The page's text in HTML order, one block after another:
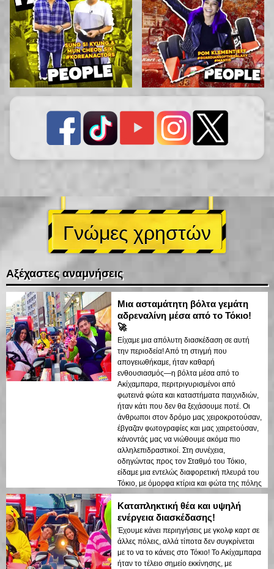
Γνώμες χρηστών
Αξέχαστες αναμνήσεις
Μια ασταμάτητη βόλτα γεμάτη
αδρεναλίνη μέσα από το Τόκιο!
🚀
Είχαμε μια απόλυτη διασκέδαση σε αυτή
την περιοδεία! Από τη στιγμή που
απογειωθήκαμε, ήταν καθαρή
ενθουσιασμός—η βόλτα μέσα από το
Ακίχαμπαρα, περιτριγυρισμένοι από
φωτεινά φώτα και καταστήματα παιχνιδιών,
ήταν κάτι που δεν θα ξεχάσουμε ποτέ. Οι
άνθρωποι στον δρόμο μας χειροκροτούσαν,
έβγαζαν φωτογραφίες και μας χαιρετούσαν,
κάνοντάς μας να νιώθουμε ακόμα πιο
αλληλεπιδραστικοί. Στη συνέχεια,
οδηγώντας προς τον Σταθμό του Τόκιο,
είδαμε μια εντελώς διαφορετική πλευρά του
Τόκιο, με όμορφα κτίρια και φώτα της πόλης
να αντανακλούν στους γυάλινους πύργους.
Τα καρτ ήταν άνετα και εύκολα στη χειρισμό,
και ο οδηγός διατηρούσε τα πάντα
διασκεδαστικά ενώ διασφάλιζε την ασφάλειά
μας. Αυτή ήταν η τέλεια τρόπος για να
συνδυάσουμε περιπέτεια και sightseeing,
και θα το κάναμε ξανά με μια καρδιά!
Καταπληκτική θέα και υψηλή
ενέργεια διασκέδασης!
Έχουμε κάνει περιηγήσεις με γκολφ καρτ σε
άλλες πόλεις, αλλά τίποτα δεν συγκρίνεται
με το να το κάνεις στο Τόκιο! Το Ακίχαμπαρα
ήταν το τέλειο σημείο εκκίνησης, με